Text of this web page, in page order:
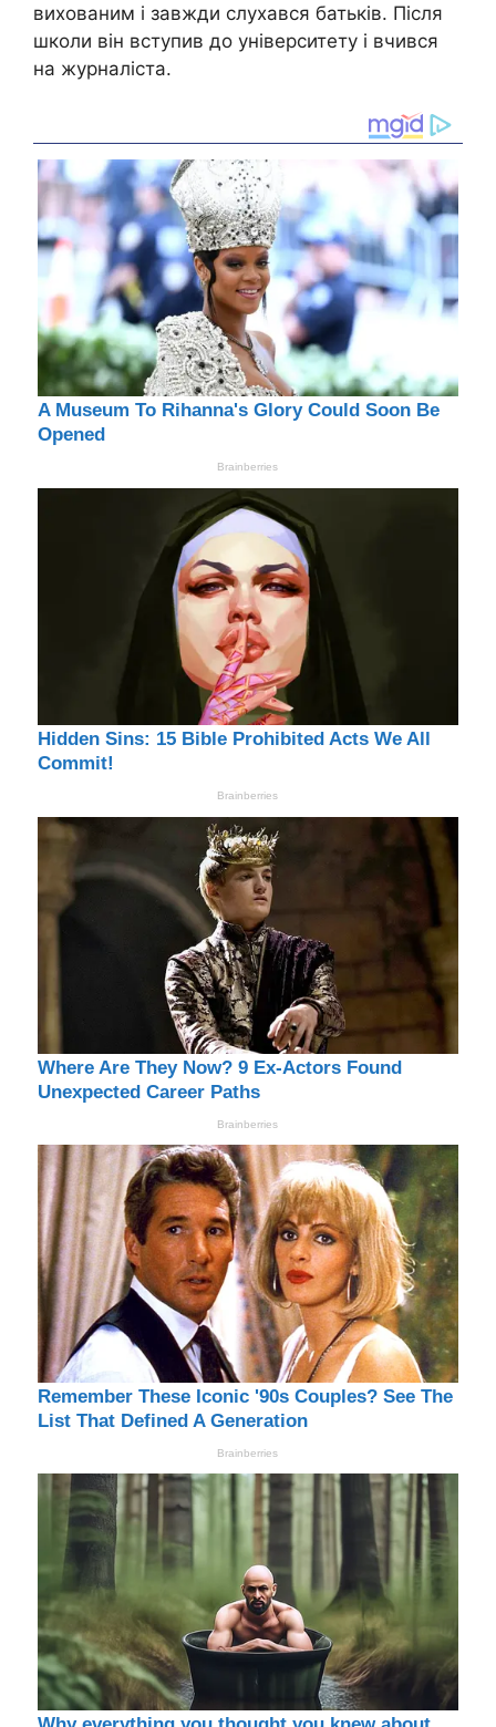
вихованим і завжди слухався батьків. Після
школи він вступив до університету і вчився
на журналіста.